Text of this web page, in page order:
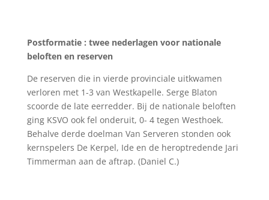
Postformatie : twee nederlagen voor nationale
beloften en reserven
De reserven die in vierde provinciale uitkwamen
verloren met 1-3 van Westkapelle. Serge Blaton
scoorde de late eerredder. Bij de nationale beloften
ging KSVO ook fel onderuit, 0- 4 tegen Westhoek.
Behalve derde doelman Van Serveren stonden ook
kernspelers De Kerpel, Ide en de heroptredende Jari
Timmerman aan de aftrap. (Daniel C.)